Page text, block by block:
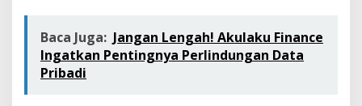
Baca Juga: Jangan Lengah! Akulaku Finance
Ingatkan Pentingnya Perlindungan Data
Pribadi